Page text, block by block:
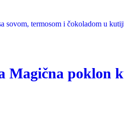
Magična poklon